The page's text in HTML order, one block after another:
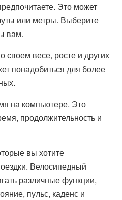
Это может
или метры. Выберите
вам.
весе, росте и других
понадобиться для более
на компьютере. Это
продолжительность и
вы хотите
Велосипедный
различные функции,
пульс, каденс и